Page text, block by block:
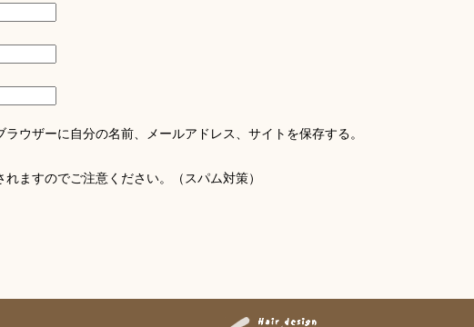
ウザーに自分の名前、メールアドレス、サイトを保存する。
ますのでご注意ください。（スパム対策）